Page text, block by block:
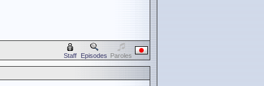
Staff Episodes Paroles